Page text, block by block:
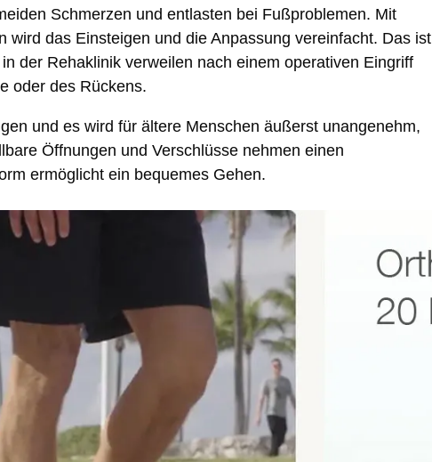
Schmerzen und entlasten bei Fußproblemen. Mit
wird das Einsteigen und die Anpassung vereinfacht. Das ist
der Rehaklinik verweilen nach einem operativen Eingriff
oder des Rückens.
und es wird für ältere Menschen äußerst unangenehm,
Öffnungen und Verschlüsse nehmen einen
ermöglicht ein bequemes Gehen.